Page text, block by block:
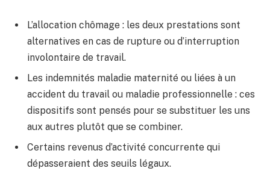
L’allocation chômage : les deux prestations sont
alternatives en cas de rupture ou d’interruption
involontaire de travail.
Les indemnités maladie maternité ou liées à un
accident du travail ou maladie professionnelle : ces
dispositifs sont pensés pour se substituer les uns
aux autres plutôt que se combiner.
Certains revenus d’activité concurrente qui
dépasseraient des seuils légaux.